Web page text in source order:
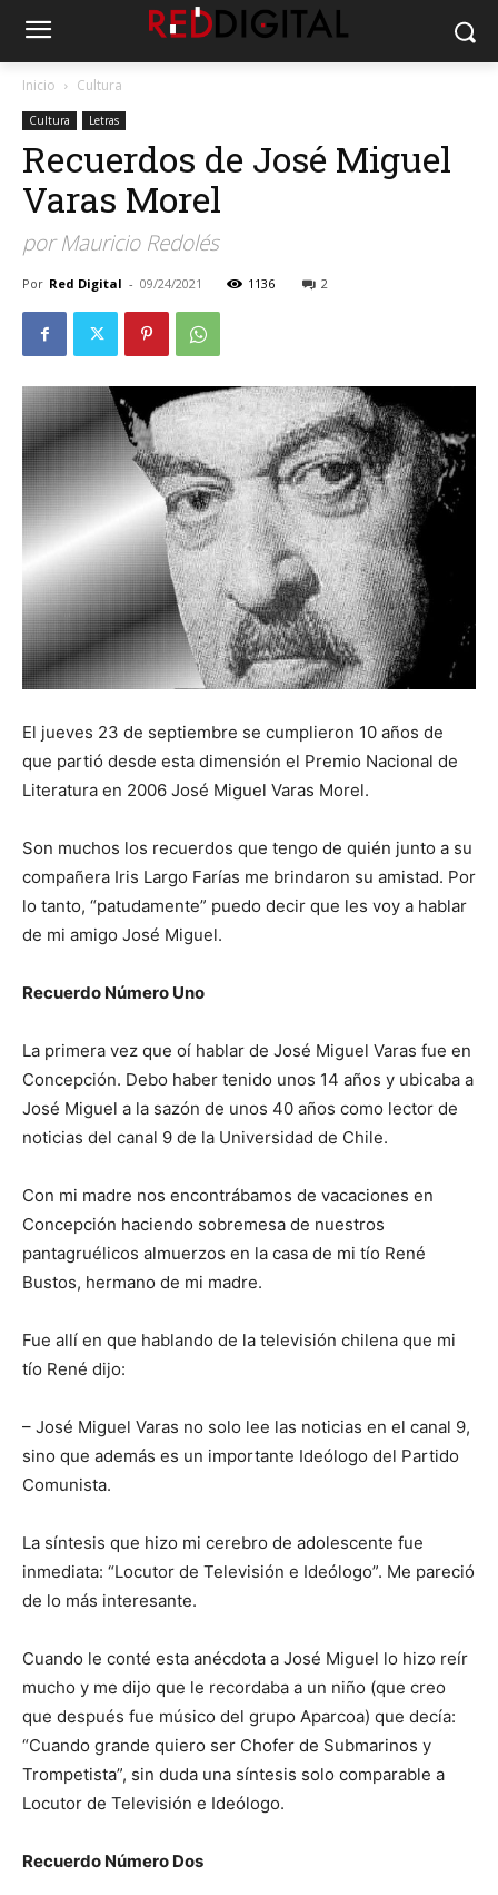
Inicio Cultura
Cultura Letras
Recuerdos de José Miguel
Varas Morel
por Mauricio Redolés
Por Red Digital - 09/24/2021 1136 2
El jueves 23 de septiembre se cumplieron 10 años de
que partió desde esta dimensión el Premio Nacional de
Literatura en 2006 José Miguel Varas Morel.
Son muchos los recuerdos que tengo de quién junto a su
compañera Iris Largo Farías me brindaron su amistad. Por
lo tanto, “patudamente” puedo decir que les voy a hablar
de mi amigo José Miguel.
Recuerdo Número Uno
La primera vez que oí hablar de José Miguel Varas fue en
Concepción. Debo haber tenido unos 14 años y ubicaba a
José Miguel a la sazón de unos 40 años como lector de
noticias del canal 9 de la Universidad de Chile.
Con mi madre nos encontrábamos de vacaciones en
Concepción haciendo sobremesa de nuestros
pantagruélicos almuerzos en la casa de mi tío René
Bustos, hermano de mi madre.
Fue allí en que hablando de la televisión chilena que mi
tío René dijo:
– José Miguel Varas no solo lee las noticias en el canal 9,
sino que además es un importante Ideólogo del Partido
Comunista.
La síntesis que hizo mi cerebro de adolescente fue
inmediata: “Locutor de Televisión e Ideólogo”. Me pareció
de lo más interesante.
Cuando le conté esta anécdota a José Miguel lo hizo reír
mucho y me dijo que le recordaba a un niño (que creo
que después fue músico del grupo Aparcoa) que decía:
“Cuando grande quiero ser Chofer de Submarinos y
Trompetista”, sin duda una síntesis solo comparable a
Locutor de Televisión e Ideólogo.
Recuerdo Número Dos